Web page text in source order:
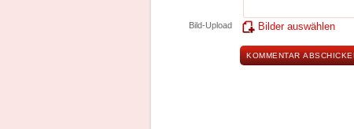
Bild-Upload Bilder auswählen